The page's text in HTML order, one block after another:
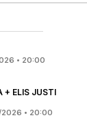
• 20:00
+ ELIS JUSTI
• 20:00